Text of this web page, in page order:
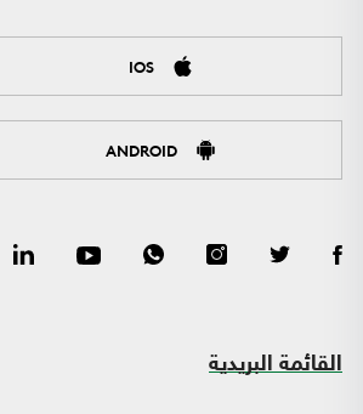
IOS
ANDROID
القائمة البريدية